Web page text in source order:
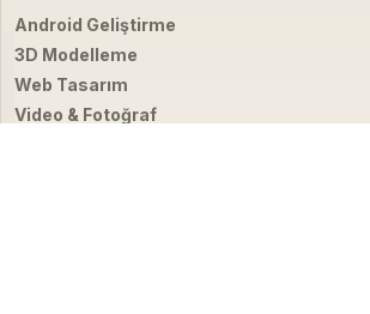
Android Geliştirme
3D Modelleme
Web Tasarım
Video & Fotoğraf